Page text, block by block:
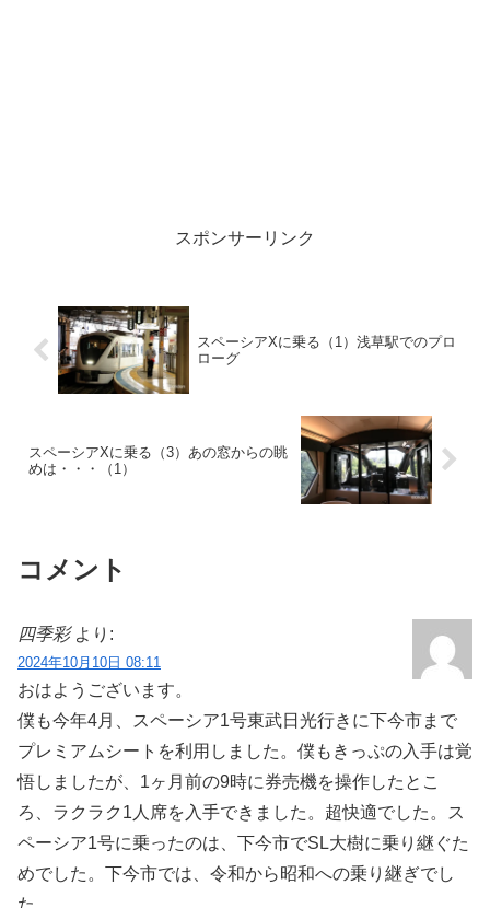
スポンサーリンク
スペーシアXに乗る（1）浅草駅でのプロ
ローグ
スペーシアXに乗る（3）あの窓からの眺
めは・・・（1）
コメント
四季彩 より:
2024年10月10日 08:11
おはようございます。
僕も今年4月、スペーシア1号東武日光行きに下今市まで
プレミアムシートを利用しました。僕もきっぷの入手は覚
悟しましたが、1ヶ月前の9時に券売機を操作したとこ
ろ、ラクラク1人席を入手できました。超快適でした。ス
ペーシア1号に乗ったのは、下今市でSL大樹に乗り継ぐた
めでした。下今市では、令和から昭和への乗り継ぎでし